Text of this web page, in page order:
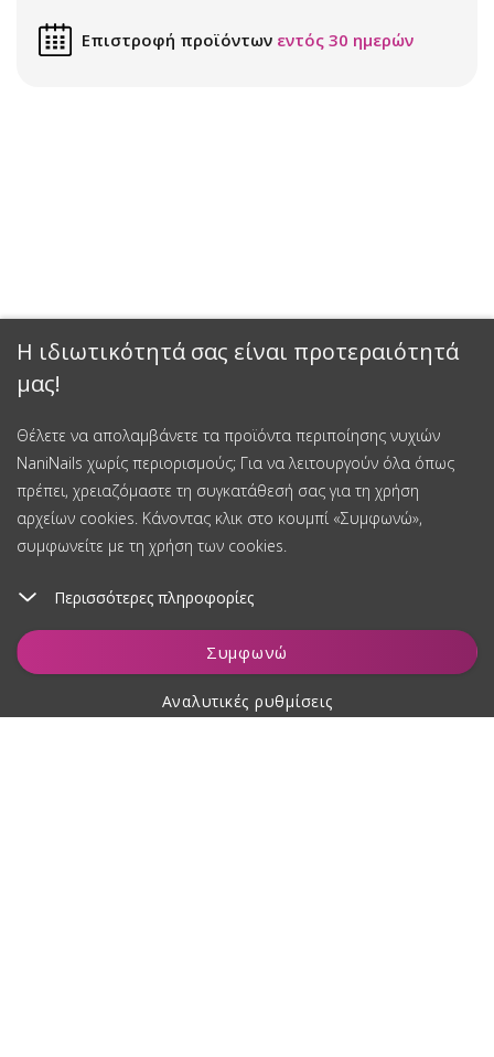
Η ιδιωτικότητά σας είναι προτεραιότητά
μας!
Θέλετε να απολαμβάνετε τα προϊόντα περιποίησης νυχιών
NaniNails χωρίς περιορισμούς; Για να λειτουργούν όλα όπως
πρέπει, χρειαζόμαστε τη συγκατάθεσή σας για τη χρήση
αρχείων cookies. Κάνοντας κλικ στο κουμπί «Συμφωνώ»,
συμφωνείτε με τη χρήση των cookies.
Περισσότερες πληροφορίες
Συμφωνώ
Αναλυτικές ρυθμίσεις
Προσθήκη στο καλάθι
Επιστροφή προϊόντων εντός 30 ημερών